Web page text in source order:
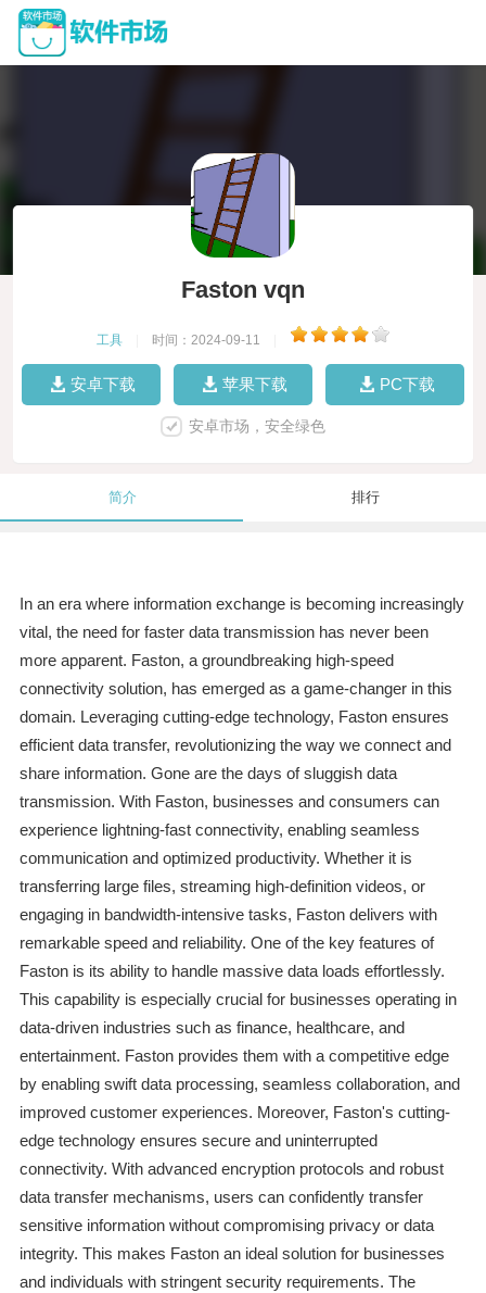
Faston vqn
工具 时间：2024-09-11
安卓下载 苹果下载 PC下载
安卓市场，安全绿色
简介 排行
In an era where information exchange is becoming increasingly
vital, the need for faster data transmission has never been
more apparent. Faston, a groundbreaking high-speed
connectivity solution, has emerged as a game-changer in this
domain. Leveraging cutting-edge technology, Faston ensures
efficient data transfer, revolutionizing the way we connect and
share information. Gone are the days of sluggish data
transmission. With Faston, businesses and consumers can
experience lightning-fast connectivity, enabling seamless
communication and optimized productivity. Whether it is
transferring large files, streaming high-definition videos, or
engaging in bandwidth-intensive tasks, Faston delivers with
remarkable speed and reliability. One of the key features of
Faston is its ability to handle massive data loads effortlessly.
This capability is especially crucial for businesses operating in
data-driven industries such as finance, healthcare, and
entertainment. Faston provides them with a competitive edge
by enabling swift data processing, seamless collaboration, and
improved customer experiences. Moreover, Faston's cutting-
edge technology ensures secure and uninterrupted
connectivity. With advanced encryption protocols and robust
data transfer mechanisms, users can confidently transfer
sensitive information without compromising privacy or data
integrity. This makes Faston an ideal solution for businesses
and individuals with stringent security requirements. The